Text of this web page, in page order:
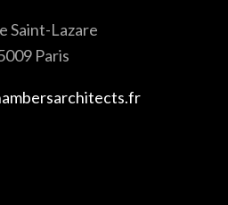
Saint-Lazare
Paris